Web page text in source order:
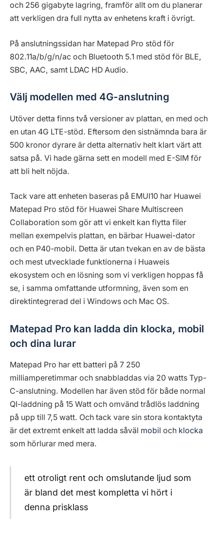
och 256 gigabyte lagring, framför allt om du planerar
att verkligen dra full nytta av enhetens kraft i övrigt.
På anslutningssidan har Matepad Pro stöd för
802.11a/b/g/n/ac och Bluetooth 5.1 med stöd för BLE,
SBC, AAC, samt LDAC HD Audio.
Välj modellen med 4G-anslutning
Utöver detta finns två versioner av plattan, en med och
en utan 4G LTE-stöd. Eftersom den sistnämnda bara är
500 kronor dyrare är detta alternativ helt klart värt att
satsa på. Vi hade gärna sett en modell med E-SIM för
att bli helt nöjda.
Tack vare att enheten baseras på EMUI10 har Huawei
Matepad Pro stöd för Huawei Share Multiscreen
Collaboration som gör att vi enkelt kan flytta filer
mellan exempelvis plattan, en bärbar Huawei-dator
och en P40-mobil. Detta är utan tvekan en av de bästa
och mest utvecklade funktionerna i Huaweis
ekosystem och en lösning som vi verkligen hoppas få
se, i samma omfattande utformning, även som en
direktintegrerad del i Windows och Mac OS.
Matepad Pro kan ladda din klocka, mobil
och dina lurar
Matepad Pro har ett batteri på 7 250
milliamperetimmar och snabbladdas via 20 watts Typ-
C-anslutning. Modellen har även stöd för både normal
QI-laddning på 15 Watt och omvänd trådlös laddning
på upp till 7,5 watt. Och tack vare sin stora kontaktyta
är det extremt enkelt att ladda såväl mobil och klocka
som hörlurar med mera.
ett otroligt rent och omslutande ljud som
är bland det mest kompletta vi hört i
denna prisklass